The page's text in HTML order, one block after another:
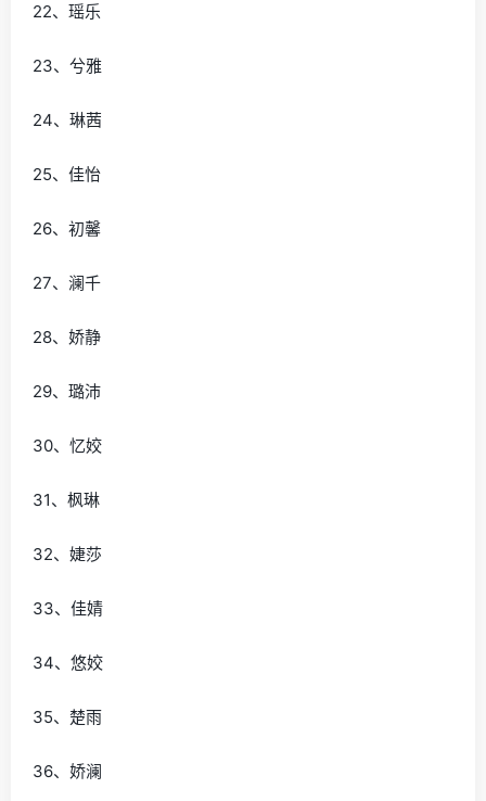
22、瑶乐
23、兮雅
24、琳茜
25、佳怡
26、初馨
27、澜千
28、娇静
29、璐沛
30、忆姣
31、枫琳
32、婕莎
33、佳婧
34、悠姣
35、楚雨
36、娇澜